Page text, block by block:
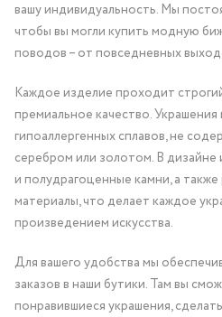
вашу индивидуальность. Мы
чтобы вы могли купить модную
поводов – от повседневных
Каждое изделие проходит
премиальное качество. Украшения
гипоаллергенных сплавов, не
серебром или золотом. В дизайне
и полудрагоценные камни, а
материалы, что делает каждое
произведением искусства.
Для вашего удобства мы
заказов в наши бутики. Там вы
понравившиеся украшения,